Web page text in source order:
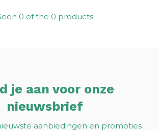
0 of the 0 products
je aan voor onze
nieuwsbrief
aanbiedingen en promoties